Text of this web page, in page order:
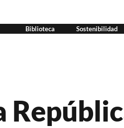
Biblioteca Sostenibilidad